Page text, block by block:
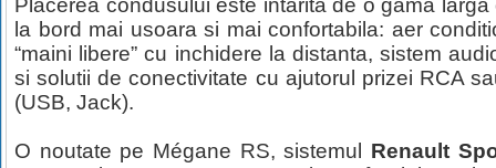
Placerea condusului este intarita de o gama
la bord mai usoara si mai confortabila: aer
“maini libere” cu inchidere la distanta, sistem
si solutii de conectivitate cu ajutorul prizei RCA
(USB, Jack).
O noutate pe Mégane RS, sistemul Renault